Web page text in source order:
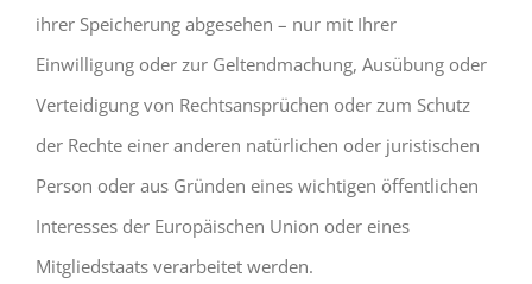
ihrer Speicherung abgesehen – nur mit Ihrer
Einwilligung oder zur Geltendmachung, Ausübung oder
Verteidigung von Rechtsansprüchen oder zum Schutz
der Rechte einer anderen natürlichen oder juristischen
Person oder aus Gründen eines wichtigen öffentlichen
Interesses der Europäischen Union oder eines
Mitgliedstaats verarbeitet werden.